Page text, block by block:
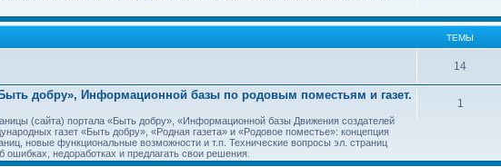
ТЕМЫ
14
добру», Информационной базы по родовым поместьям и газет.
(сайта) портала «Быть добру», «Информационной базы Движения создателей
газет «Быть добру», «Родная газета» и «Родовое поместье»: концепция
новые функциональные возможности и т.п. Технические вопросы эл. страниц
недоработках и предлагать свои решения.
1